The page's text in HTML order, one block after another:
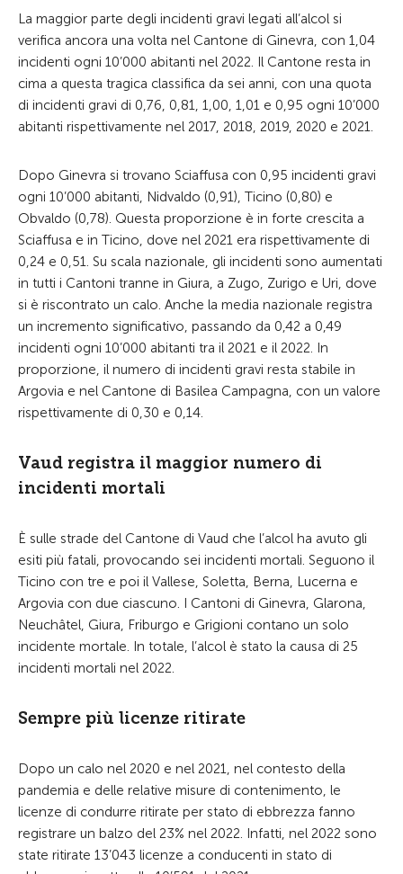
La maggior parte degli incidenti gravi legati all’alcol si
verifica ancora una volta nel Cantone di Ginevra, con 1,04
incidenti ogni 10’000 abitanti nel 2022. Il Cantone resta in
cima a questa tragica classifica da sei anni, con una quota
di incidenti gravi di 0,76, 0,81, 1,00, 1,01 e 0,95 ogni 10’000
abitanti rispettivamente nel 2017, 2018, 2019, 2020 e 2021.
Dopo Ginevra si trovano Sciaffusa con 0,95 incidenti gravi
ogni 10’000 abitanti, Nidvaldo (0,91), Ticino (0,80) e
Obvaldo (0,78). Questa proporzione è in forte crescita a
Sciaffusa e in Ticino, dove nel 2021 era rispettivamente di
0,24 e 0,51. Su scala nazionale, gli incidenti sono aumentati
in tutti i Cantoni tranne in Giura, a Zugo, Zurigo e Uri, dove
si è riscontrato un calo. Anche la media nazionale registra
un incremento significativo, passando da 0,42 a 0,49
incidenti ogni 10’000 abitanti tra il 2021 e il 2022. In
proporzione, il numero di incidenti gravi resta stabile in
Argovia e nel Cantone di Basilea Campagna, con un valore
rispettivamente di 0,30 e 0,14.
Vaud registra il maggior numero di
incidenti mortali
È sulle strade del Cantone di Vaud che l’alcol ha avuto gli
esiti più fatali, provocando sei incidenti mortali. Seguono il
Ticino con tre e poi il Vallese, Soletta, Berna, Lucerna e
Argovia con due ciascuno. I Cantoni di Ginevra, Glarona,
Neuchâtel, Giura, Friburgo e Grigioni contano un solo
incidente mortale. In totale, l’alcol è stato la causa di 25
incidenti mortali nel 2022.
Sempre più licenze ritirate
Dopo un calo nel 2020 e nel 2021, nel contesto della
pandemia e delle relative misure di contenimento, le
licenze di condurre ritirate per stato di ebbrezza fanno
registrare un balzo del 23% nel 2022. Infatti, nel 2022 sono
state ritirate 13’043 licenze a conducenti in stato di